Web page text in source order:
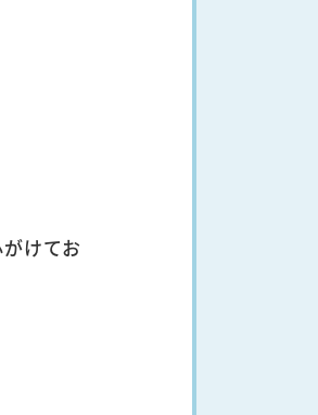
けてお